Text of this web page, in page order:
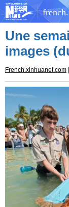
CHINE
SANTÉ
Une
images
French.xinhuanet.com